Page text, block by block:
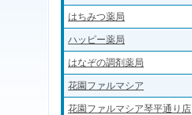
はちみつ薬局
ハッピー薬局
はなぞの調剤薬局
花園ファルマシア
花園ファルマシア琴平通り店